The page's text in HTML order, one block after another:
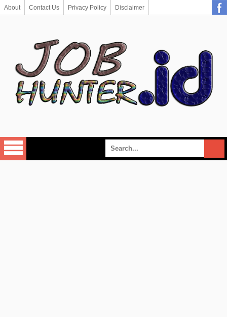
About Contact Us Privacy Policy Disclaimer